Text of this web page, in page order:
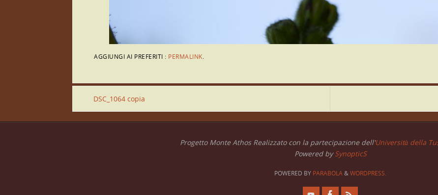
AGGIUNGI AI PREFERITI : PERMALINK.
DSC_1064 copia
Progetto Monte Athos Realizzato con la partecipazione dell'Università della
Powered bySynopticS
POWERED BY PARABOLA&WORDPRESS.